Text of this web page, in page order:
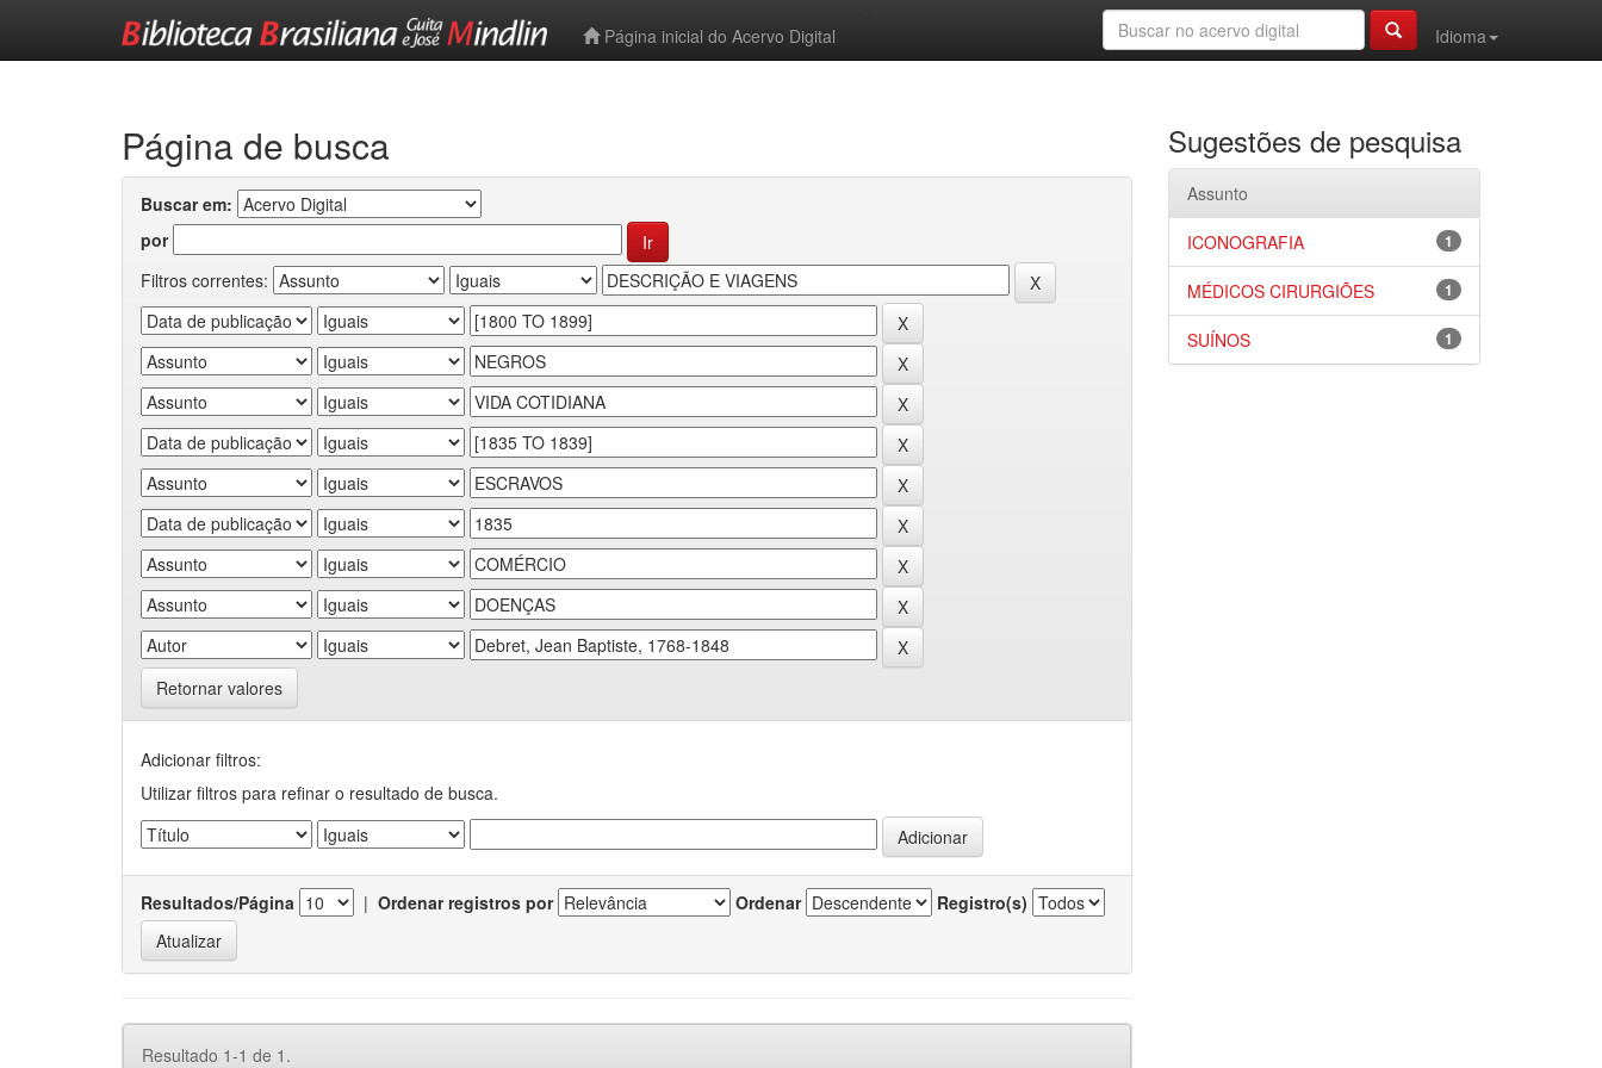
Página inicial do Acervo Digital
Idioma
Página de busca
Buscar em:
por
Filtros correntes:
Retornar valores
Adicionar filtros:
Utilizar filtros para refinar o resultado de busca.
Resultados/Página | Ordenar registros por Ordenar Registro(s)
Resultado 1-1 de 1.
Sugestões de pesquisa
Assunto
1
ICONOGRAFIA
1
MÉDICOS CIRURGIÕES
1
SUÍNOS